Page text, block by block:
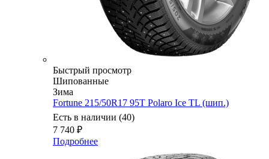
Быстрый просмотр
Шипованные
Зима
Fortune 215/50R17 95T Polaro Ice TL (шип.)
Есть в наличии (40)
7 740 ₽
Подробнее